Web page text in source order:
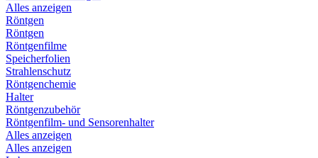
Alles anzeigen
Röntgen
Röntgen
Röntgenfilme
Speicherfolien
Strahlenschutz
Röntgenchemie
Halter
Röntgenzubehör
Röntgenfilm- und Sensorenhalter
Alles anzeigen
Alles anzeigen